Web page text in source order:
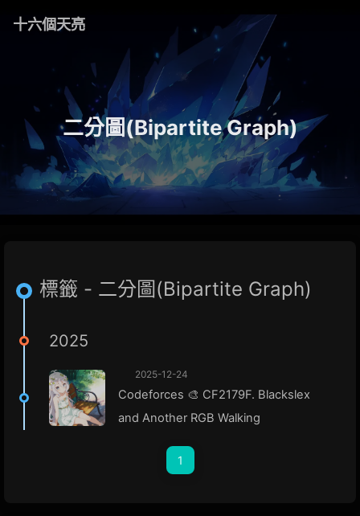
十六個天亮
二分圖(Bipartite Graph)
標籤 - 二分圖(Bipartite Graph)
2025
2025-12-24
Codeforces 🎨 CF2179F. Blackslex
and Another RGB Walking
1